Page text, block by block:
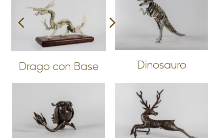
Drago con Base Dinosauro